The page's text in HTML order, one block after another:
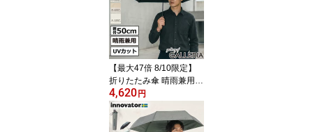
ース ブランド 小さめ S
サイズ ストッパー TSA
ロック 3泊 4泊 38L Extre
me Journey Cabin INV5
0
【最大47倍 8/10限定】
折りたたみ傘 晴雨兼用
軽量 超軽量 メンズ レデ
ィース G1990 Wpc. 傘 日
傘 コンパクト 小さい ブ
4,620円